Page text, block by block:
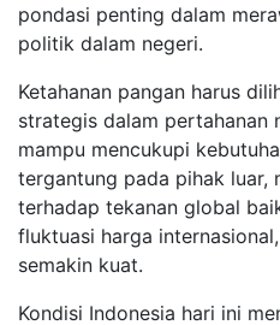
pondasi penting dalam
politik dalam negeri.
Ketahanan pangan harus
strategis dalam pertahanan
mampu mencukupi
tergantung pada pihak luar,
terhadap tekanan global
fluktuasi harga
semakin kuat.
Kondisi Indonesia hari ini